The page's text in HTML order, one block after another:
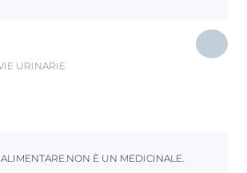
URINARIE
È UN MEDICINALE.